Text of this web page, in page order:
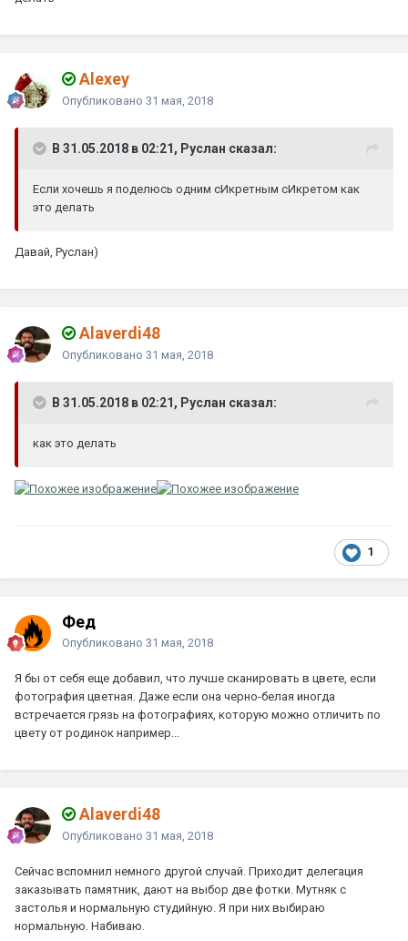
Alexey
Опубликовано 31 мая, 2018
В 31.05.2018 в 02:21, Руслан сказал:
Если хочешь я поделюсь одним сИкретным сИкретом как
это делать
Давай, Руслан)
Alaverdi48
Опубликовано 31 мая, 2018
В 31.05.2018 в 02:21, Руслан сказал:
как это делать
1
Фед
Опубликовано 31 мая, 2018
Я бы от себя еще добавил, что лучше сканировать в цвете, если
фотография цветная. Даже если она черно-белая иногда
встречается грязь на фотографиях, которую можно отличить по
цвету от родинок например...
Alaverdi48
Опубликовано 31 мая, 2018
Сейчас вспомнил немного другой случай. Приходит делегация
заказывать памятник, дают на выбор две фотки. Мутняк с
застолья и нормальную студийную. Я при них выбираю
нормальную. Набиваю.